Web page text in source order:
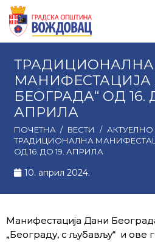
ТРАДИЦИОНАЛНА
МАНИФЕСТАЦИЈА
БЕОГРАДА“ ОД 16.
АПРИЛА
ПОЧЕТНА / ВЕСТИ / АКТУЕЛНО
ТРАДИЦИОНАЛНА
ОД 16. ДО 19. АПРИЛА
10. април 2024.
Манифестација Дани
„Београду, с љубављу“ и ове